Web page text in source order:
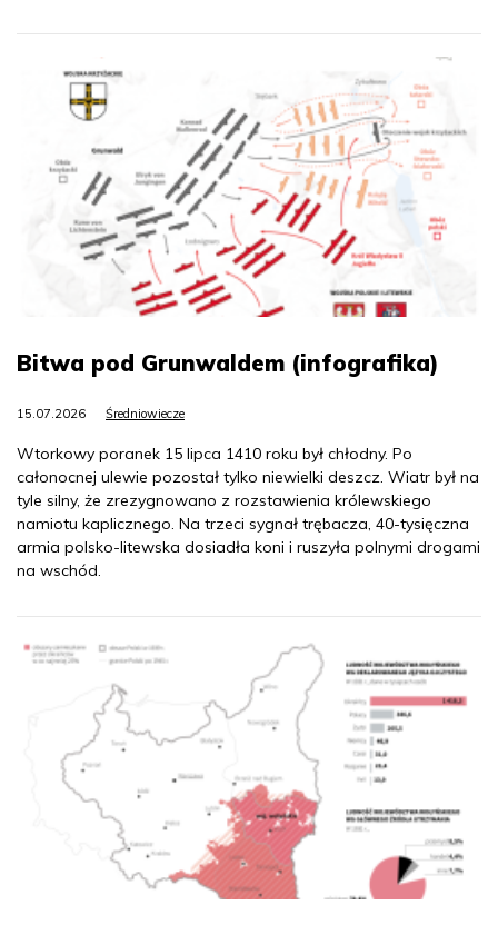
Bitwa pod Grunwaldem (infografika)
15.07.2026 Średniowiecze
Wtorkowy poranek 15 lipca 1410 roku był chłodny. Po
całonocnej ulewie pozostał tylko niewielki deszcz. Wiatr był na
tyle silny, że zrezygnowano z rozstawienia królewskiego
namiotu kaplicznego. Na trzeci sygnał trębacza, 40-tysięczna
armia polsko-litewska dosiadła koni i ruszyła polnymi drogami
na wschód.